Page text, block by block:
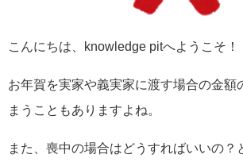
こんにちは、knowledge pitへようこそ！
お年賀を実家や義実家に渡す場合の金額
まうこともありますよね。
また、喪中の場合はどうすればいいの？